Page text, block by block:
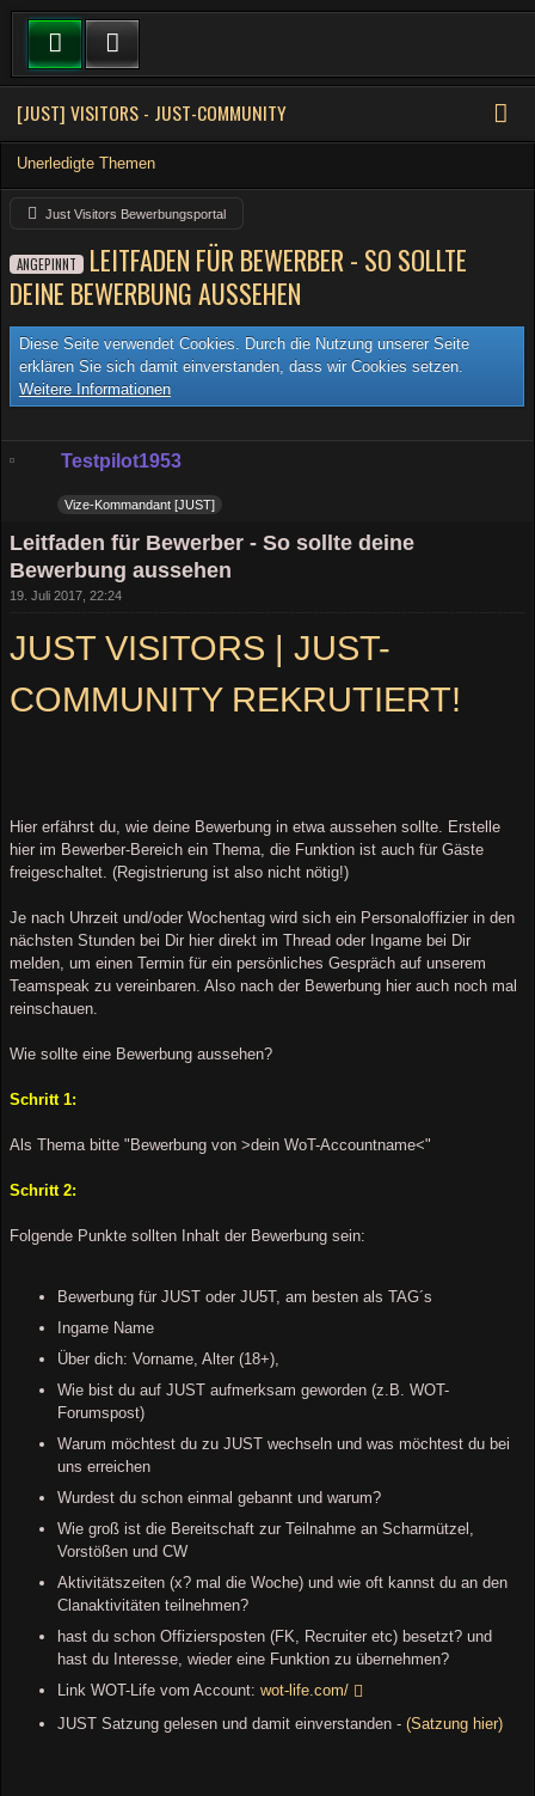
[JUST] VISITORS - JUST-COMMUNITY
Unerledigte Themen
Just Visitors Bewerbungsportal
ANGEPINNT
LEITFADEN FÜR BEWERBER - SO SOLLTE
DEINE BEWERBUNG AUSSEHEN
Diese Seite verwendet Cookies. Durch die Nutzung unserer Seite
erklären Sie sich damit einverstanden, dass wir Cookies setzen.
Weitere Informationen
Testpilot1953
Vize-Kommandant [JUST]
Leitfaden für Bewerber - So sollte deine
Bewerbung aussehen
19. Juli 2017, 22:24
JUST VISITORS | JUST-
COMMUNITY REKRUTIERT!
Hier erfährst du, wie deine Bewerbung in etwa aussehen sollte. Erstelle
hier im Bewerber-Bereich ein Thema, die Funktion ist auch für Gäste
freigeschaltet. (Registrierung ist also nicht nötig!)
Je nach Uhrzeit und/oder Wochentag wird sich ein Personaloffizier in den
nächsten Stunden bei Dir hier direkt im Thread oder Ingame bei Dir
melden, um einen Termin für ein persönliches Gespräch auf unserem
Teamspeak zu vereinbaren. Also nach der Bewerbung hier auch noch mal
reinschauen.
Wie sollte eine Bewerbung aussehen?
Schritt 1:
Als Thema bitte "Bewerbung von >dein WoT-Accountname<"
Schritt 2:
Folgende Punkte sollten Inhalt der Bewerbung sein:
Bewerbung für JUST oder JU5T, am besten als TAG´s
Ingame Name
Über dich: Vorname, Alter (18+),
Wie bist du auf JUST aufmerksam geworden (z.B. WOT-
Forumspost)
Warum möchtest du zu JUST wechseln und was möchtest du bei
uns erreichen
Wurdest du schon einmal gebannt und warum?
Wie groß ist die Bereitschaft zur Teilnahme an Scharmützel,
Vorstößen und CW
Aktivitätszeiten (x? mal die Woche) und wie oft kannst du an den
Clanaktivitäten teilnehmen?
hast du schon Offiziersposten (FK, Recruiter etc) besetzt? und
hast du Interesse, wieder eine Funktion zu übernehmen?
Link WOT-Life vom Account: wot-life.com/
JUST Satzung gelesen und damit einverstanden - (Satzung hier)